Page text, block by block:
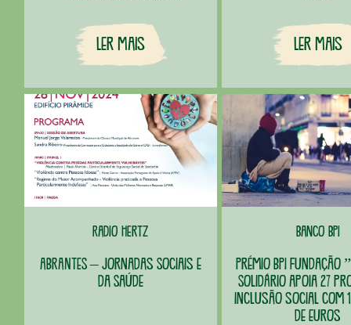
Ler Mais Ler Mais
Radio Hertz
ABRANTES – Jornadas Sociais e
da Saúde
Banco BPI
Prémio BPI Fundação
Solidário apoia 27
inclusão social com
de euros